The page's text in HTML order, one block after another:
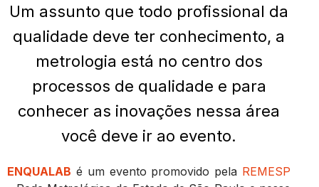
Um assunto que todo profissional da
qualidade deve ter conhecimento, a
metrologia está no centro dos
processos de qualidade e para
conhecer as inovações nessa área
você deve ir ao evento.
ENQUALAB é um evento promovido pela REMESP